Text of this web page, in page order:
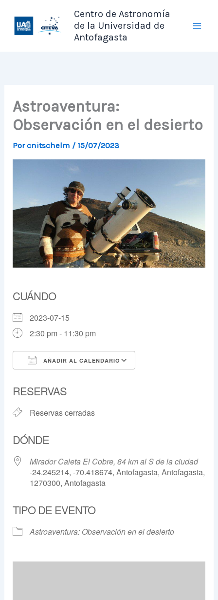
contenido
Centro de Astronomía
de la Universidad de
Antofagasta
Astroaventura:
Observación en el desierto
Porcnitschelm / 15/07/2023
CUÁNDO
2023-07-15
2:30 pm - 11:30 pm
AÑADIR AL CALENDARIO
RESERVAS
Reservas cerradas
DÓNDE
Mirador Caleta El Cobre, 84 km al S de la ciudad
-24.245214, -70.418674, Antofagasta, Antofagasta,
1270300, Antofagasta
TIPO DE EVENTO
Astroaventura: Observación en el desierto